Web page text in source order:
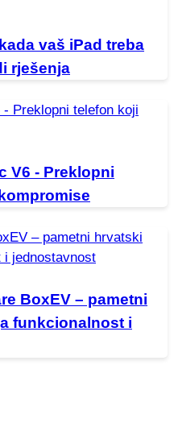
vaš iPad treba
rješenja
V6 - Preklopni
BoxEV – pametni
funkcionalnost i